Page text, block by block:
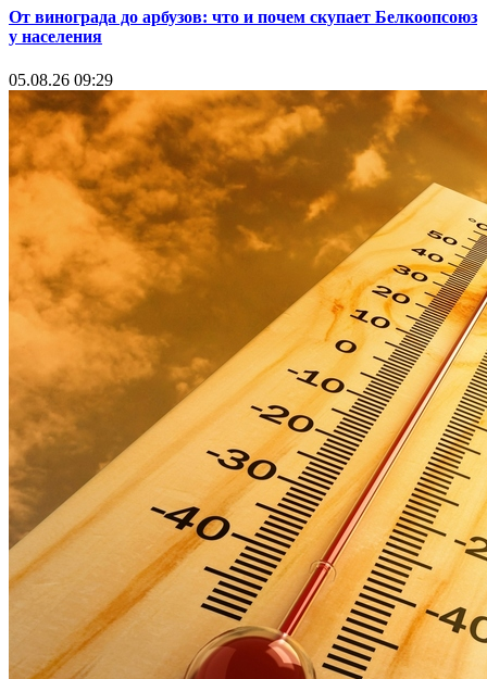
От винограда до арбузов: что и почем скупает Белкоопсоюз
у населения
05.08.26 09:29